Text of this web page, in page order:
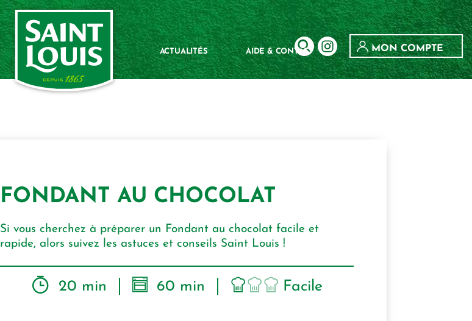
ACTUALITÉS AIDE & CONTACT MON COMPTE
FONDANT AU CHOCOLAT
Si vous cherchez à préparer un Fondant au chocolat facile et
rapide, alors suivez les astuces et conseils Saint Louis !
20 min 60 min Facile